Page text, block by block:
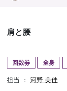
肩と腰
回数券 全身
担当 ： 河野 美佳